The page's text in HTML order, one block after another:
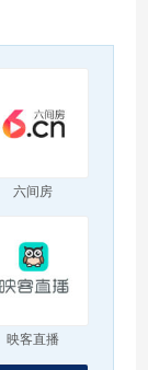
六间房
映客直播